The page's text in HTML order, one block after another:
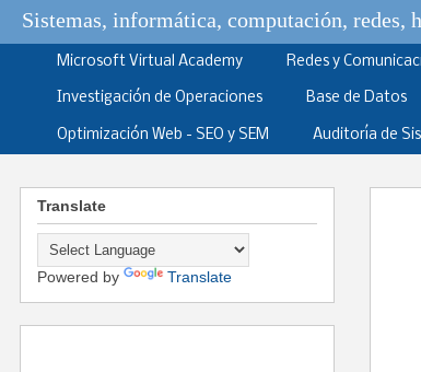
Sistemas, informática, computación, redes,
Microsoft Virtual Academy Redes y
Investigación de Operaciones Base de Datos
Optimización Web - SEO y SEM Auditoría de
Translate
Powered by Translate